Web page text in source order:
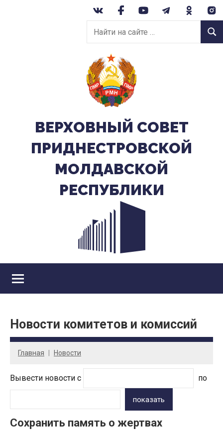
Найти
на
сайте:
ВЕРХОВНЫЙ CОВЕТ
ПРИДНЕСТРОВСКОЙ
МОЛДАВСКОЙ
РЕСПУБЛИКИ
Новости комитетов и комиссий
Главная Новости
Вывести новости с по
показать
Сохранить память о жертвах